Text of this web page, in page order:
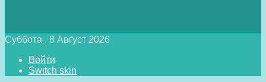
Суббота , 8 Август 2026
Войти
Switch skin